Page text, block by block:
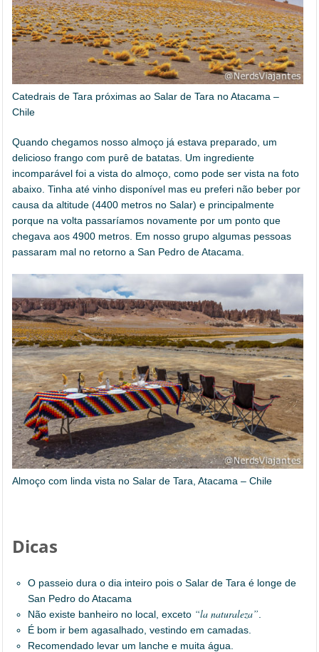
Catedrais de Tara próximas ao Salar de Tara no Atacama –
Chile
Quando chegamos nosso almoço já estava preparado, um
delicioso frango com purê de batatas. Um ingrediente
incomparável foi a vista do almoço, como pode ser vista na foto
abaixo. Tinha até vinho disponível mas eu preferi não beber por
causa da altitude (4400 metros no Salar) e principalmente
porque na volta passaríamos novamente por um ponto que
chegava aos 4900 metros. Em nosso grupo algumas pessoas
passaram mal no retorno a San Pedro de Atacama.
Almoço com linda vista no Salar de Tara, Atacama – Chile
Dicas
O passeio dura o dia inteiro pois o Salar de Tara é longe de
San Pedro do Atacama
Não existe banheiro no local, exceto “la naturaleza”
É bom ir bem agasalhado, vestindo em camadas.
Recomendado levar um lanche e muita água.